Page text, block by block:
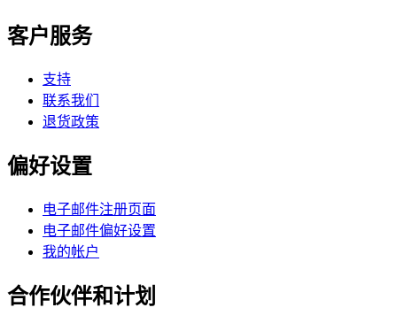
客户服务
支持
联系我们
退货政策
偏好设置
电子邮件注册页面
电子邮件偏好设置
我的帐户
合作伙伴和计划